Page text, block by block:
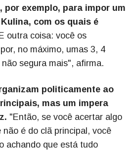
por exemplo, para impor um
com os quais é
outra coisa: você os
no máximo, umas 3, 4
segura mais", afirma.
politicamente ao
mas um impera
"Então, se você acertar algo
não é do clã principal, você
achando que está tudo